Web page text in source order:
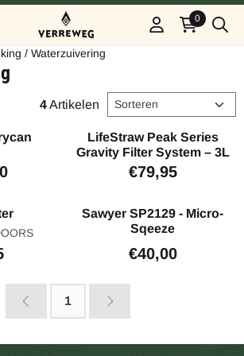
beschikbaar. Kies instellingen of sta
0
/ Waterzuivering
4Artikelen Sorteermethode
599,00
LifeStraw Peak Series
Gravity Filter System – 3L
Prijs: 79,95
€79,95
29,95
Sawyer SP2129 - Micro-
Sqeeze
Prijs: 40,00
€40,00
1